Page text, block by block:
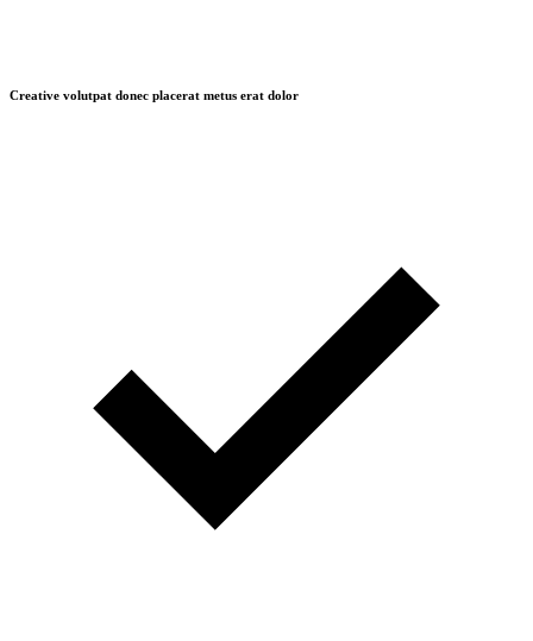
Creative volutpat donec placerat metus erat dolor